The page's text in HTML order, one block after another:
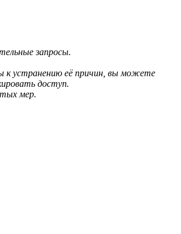
запросы.
к устранению её причин, вы можете
доступ.
мер.